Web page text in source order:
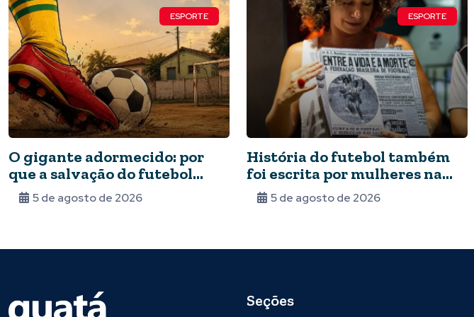
ESPORTE
O gigante adormecido: por
que a salvação do futebol
brasileiro depende do Estado
e da periferia
5 de agosto de 2026
ESPORTE
História do futebol também
foi escrita por mulheres na
várzea: ‘Nunca deixaram de
jogar’
5 de agosto de 2026
Seções